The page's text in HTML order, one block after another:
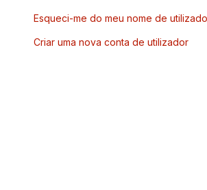
Esqueci-me do meu nome de
Criar uma nova conta de utilizador